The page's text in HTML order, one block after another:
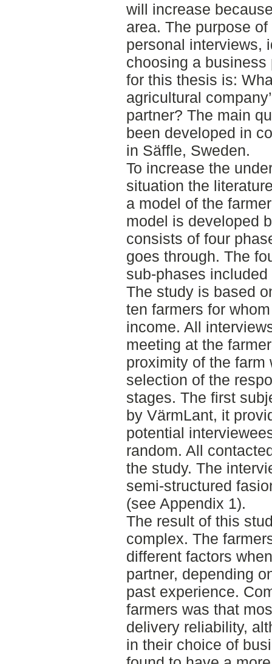
will increase
area. The purpose
personal interviews,
choosing a business
for this thesis is:
agricultural
partner? The main
been developed in
in Säffle, Sweden.
To increase the
situation the
a model of the
model is developed
consists of four
goes through. The
sub-phases
The study is based
ten farmers for
income. All
meeting at the
proximity of the farm
selection of the
stages. The first
by VärmLant, it
potential
random. All
the study. The
semi-structured
(see Appendix 1).
The result of this
complex. The
different factors
partner, depending
past experience.
farmers was that
delivery reliability,
in their choice of